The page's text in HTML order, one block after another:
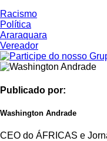
Racismo
Política
Araraquara
Vereador
Publicado por:
Washington Andrade
CEO do ÁFRICAS e